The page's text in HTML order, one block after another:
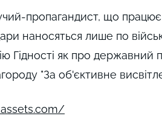
пропагандист, що
наносяться лише по
Гідності як про державний
"За об'єктивне